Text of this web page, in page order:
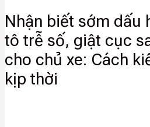
Nhận biết sớm dấu
tô trễ số, giật cục
cho chủ xe: Cách
kịp thời